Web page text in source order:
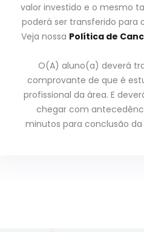
valor investido e o mesmo
poderá ser transferido para
Veja nossa Política de
O(A) aluno(a) deverá
comprovante de que é
profissional da área. E
chegar com
minutos para conclusão